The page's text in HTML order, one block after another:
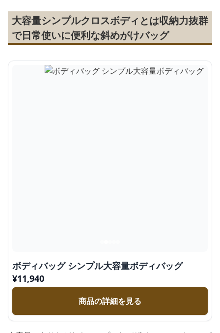
大容量シンプルクロスボディとは収納力抜群
で日常使いに便利な斜めがけバッグ
ボディバッグ シンプル大容量ボディバッグ
¥11,940
商品の詳細を見る